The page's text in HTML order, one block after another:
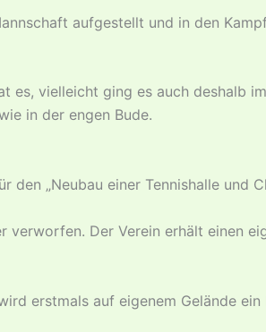
aufgestellt und in den
es, vielleicht ging es auch deshalb
in der engen Bude.
„Neubau einer Tennishalle und
verworfen. Der Verein erhält einen
erstmals auf eigenem Gelände